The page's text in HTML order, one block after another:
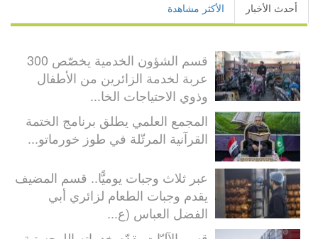
أحدث الأخبار الأكثر مشاهدة
قسم الشؤون الخدمية يخصّص 300
عربة لخدمة الزائرين من الأطفال
وذوي الاحتياجات الخا...
المجمع العلمي يطلق برنامج الختمة
القرآنية المرتّلة في طوز خورماتو...
عبر ثلاث وجبات يوميًّا.. قسم المضيف
يقدم وجبات الطعام لزائري أبي
الفضل العباس (ع...